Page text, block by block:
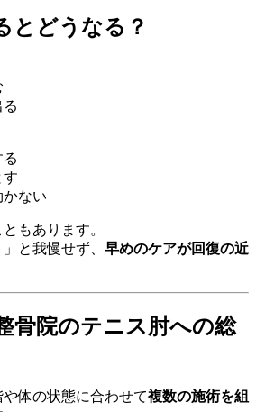
とどうなる？
る
る
す
かない
もあります。
と我慢せず、 早めのケアが回復の近
骨院のテニス肘への総
体の状態に合わせて複数の施術を組